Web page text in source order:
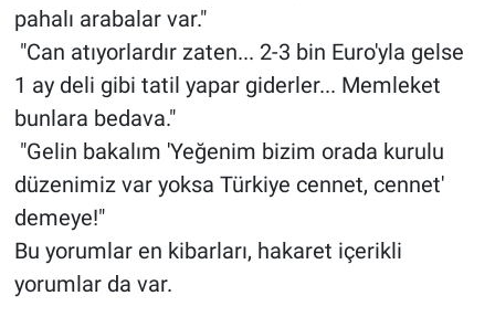
pahalı arabalar var."
"Can atıyorlardır zaten... 2-3 bin Euro'yla gelse
1 ay deli gibi tatil yapar giderler... Memleket
bunlara bedava."
"Gelin bakalım 'Yeğenim bizim orada kurulu
düzenimiz var yoksa Türkiye cennet, cennet'
demeye!"
Bu yorumlar en kibarları, hakaret içerikli
yorumlar da var.